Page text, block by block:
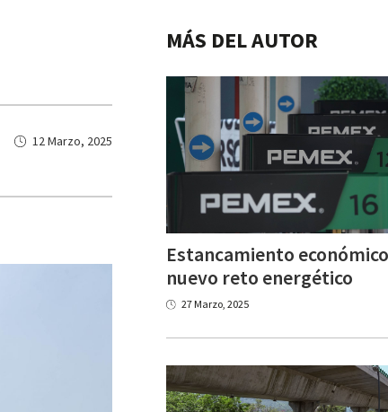
12 Marzo, 2025
MÁS DEL AUTOR
Estancamiento
nuevo reto energético
27 Marzo, 2025